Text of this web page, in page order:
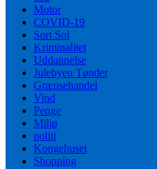
Motor
COVID-19
Sort Sol
Kriminalitet
Uddannelse
Julebyen Tønder
Grænsehandel
Vind
Penge
Miljø
politi
Kongehuset
Shopping